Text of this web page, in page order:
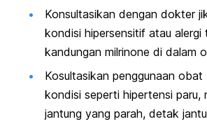
Konsultasikan dengan dokter
kondisi hipersensitif atau alergi
kandungan milrinone di dalam
Kosultasikan penggunaan obat
kondisi seperti hipertensi paru,
jantung yang parah, detak